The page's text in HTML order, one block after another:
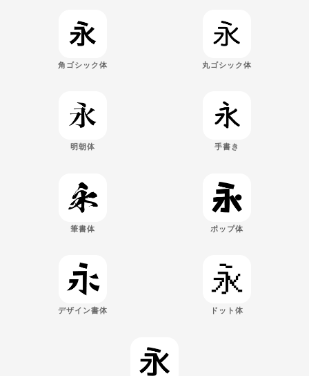
角ゴシック体 丸ゴシック体
明朝体 手書き
筆書体 ポップ体
デザイン書体 ドット体